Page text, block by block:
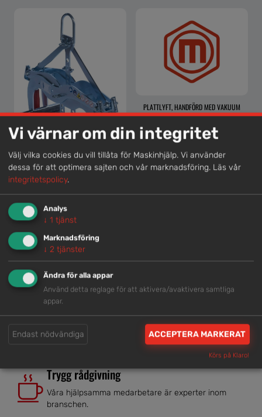
GRIPTÅNG FÖR STEN O BETONG <900KG
PLATTLYFT, HANDFÖRD MED VAKUUM
Lokal kompetens
Genom att samla våra medarbetare lokalt erbjuder vi
Snabb service
Vi har tillgänglig personal som är redo att hjälpa dig.
Trygg rådgivning
Våra hjälpsamma medarbetare är experter inom
branschen.
Vi värnar om din integritet
Välj vilka cookies du vill tillåta för Maskinhjälp. Vi använder
dessa för att optimera sajten och vår marknadsföring. Läs vår
integritetspolicy.
Analys
↓ 1 tjänst
Marknadsföring
↓ 2 tjänster
Ändra för alla appar
Använd detta reglage för att aktivera/avaktivera samtliga
appar.
Endast nödvändiga ACCEPTERA MARKERAT
Körs på Klaro!